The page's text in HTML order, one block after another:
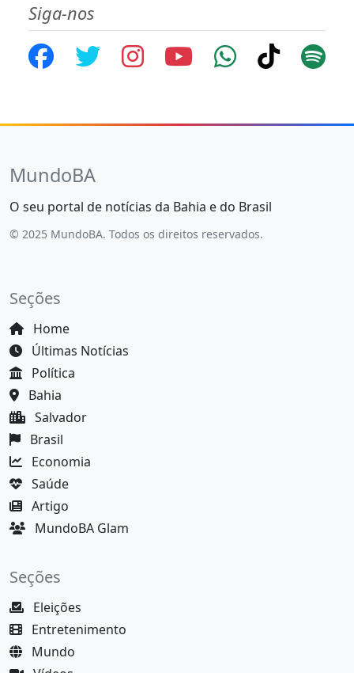
Siga-nos
MundoBA
O seu portal de notícias da Bahia e do Brasil
© 2025 MundoBA. Todos os direitos reservados.
Seções
Home
Últimas Notícias
Política
Bahia
Salvador
Brasil
Economia
Saúde
Artigo
MundoBA Glam
Seções
Eleições
Entretenimento
Mundo